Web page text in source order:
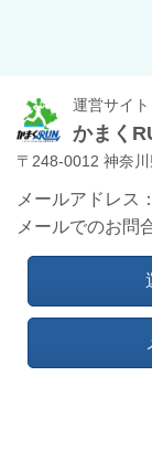
運営サイト
かまく
〒248-0012 神奈
メールアドレス
メールでのお問